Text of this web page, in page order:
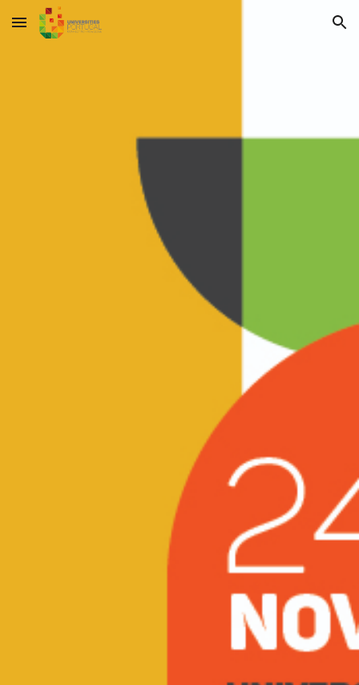
Skip to main content Skip to navigation